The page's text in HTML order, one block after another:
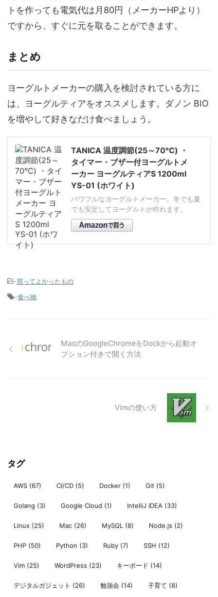
トを作っても電気代は月80円（メーカーHPより）
ですから、すぐに元を取ることができます。
まとめ
ヨーグルトメーカーの購入を検討されている方に
は、ヨーグルティアをオススメします。ダノン BIO
を増やして好きなだけ食べましょう。
TANICA 温度調節(25～70℃) ・
タイマー・ブザー付ヨーグルトメ
ーカー ヨーグルティアS 1200ml
YS-01 (ホワイト)
パワフルなヨーグルトメーカー。冬でも夏
でも安定してヨーグルトが作れます。
-買ってよかったもの
-食べ物
MacのGoogleChromeをDockから起動オ
プション付きで開く方法
Vimの使い方
タグ
AWS (67) CI/CD (5) Docker (1) Git (5)
Golang (3) Google Cloud (1) IntelliJ IDEA (33)
Linux (25) Mac (26) MySQL (8) Node.js (2)
PHP (50) Python (3) Ruby (7) SSH (12)
Vim (25) WordPress (23) キーボード (14)
デジタルガジェット (26) 勉強会 (14) 子育て (8)